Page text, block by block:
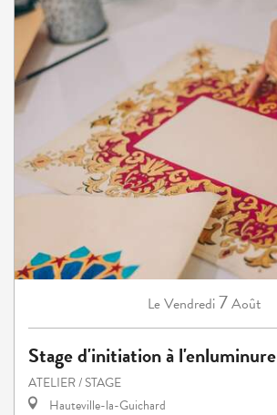
LeVendredi7Août
Stage d'initiation à l'enluminure
ATELIER / STAGE
Hauteville-la-Guichard